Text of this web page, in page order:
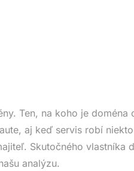
Ten, na koho je doména
aj keď servis robí
Skutočného vlastníka
analýzu.